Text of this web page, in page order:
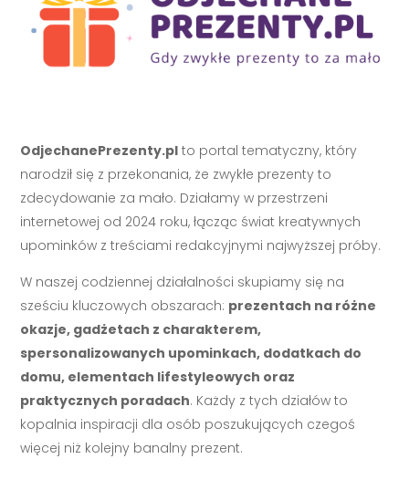
OdjechanePrezenty.pl to portal tematyczny, który
narodził się z przekonania, że zwykłe prezenty to
zdecydowanie za mało. Działamy w przestrzeni
internetowej od 2024 roku, łącząc świat kreatywnych
upominków z treściami redakcyjnymi najwyższej próby.
W naszej codziennej działalności skupiamy się na
sześciu kluczowych obszarach: prezentach na różne
okazje, gadżetach z charakterem,
spersonalizowanych upominkach, dodatkach do
domu, elementach lifestyleowych oraz
praktycznych poradach. Każdy z tych działów to
kopalnia inspiracji dla osób poszukujących czegoś
więcej niż kolejny banalny prezent.